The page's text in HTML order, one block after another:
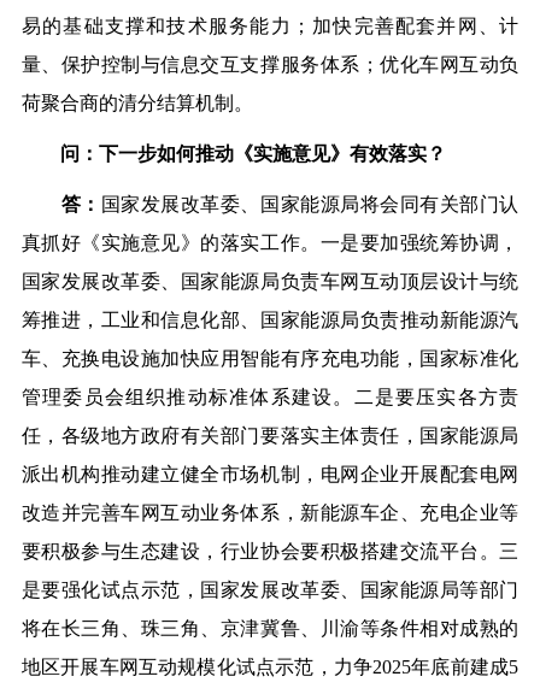
易的基础支撑和技术服务能力；加快完善配套并网、计
量、保护控制与信息交互支撑服务体系；优化车网互动负
荷聚合商的清分结算机制。
问：下一步如何推动《实施意见》有效落实？
答： 国家发展改革委、国家能源局将会同有关部门认
真抓好《实施意见》的落实工作。 一是要加强统筹协调，
国家发展改革委、国家能源局负责车网互动顶层设计与统
筹推进，工业和信息化部、国家能源局负责推动新能源汽
车、充换电设施加快应用智能有序充电功能，国家标准化
管理委员会组织推动标准体系建设。
二是要压实各方责
任， 各级地方政府有关部门要落实主体责任，国家能源局
派出机构推动建立健全市场机制，电网企业开展配套电网
改造并完善车网互动业务体系，新能源车企、充电企业等
要积极参与生态建设，行业协会要积极搭建交流平台。 三
是要强化试点示范， 国家发展改革委、国家能源局等部门
将在长三角、珠三角、京津冀鲁、川渝等条件相对成熟的
地区开展车网互动规模化试点示范，力争2025年底前建成5